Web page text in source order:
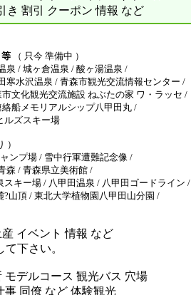
き 割引 クーポン 情報 など
（ 只今 準備中 ）
泉 / 城ヶ倉温泉 / 酸ヶ湯温泉 /
水沢温泉 / 青森市観光交流情報センター /
文化観光交流施設 ねぶたの家 ワ・ラッセ /
船メモリアルシップ八甲田丸 /
ルズスキー場
）
ンプ場 / 雪中行軍遭難記念像 /
森 / 青森県立美術館 /
キー場 / 八甲田温泉 / 八甲田ゴードライン /
山頂 / 東北大学植物園八甲田山分園 /
イベント 情報 など
下さい。
モデルコース 観光バス 穴場
事 同僚 など 体験観光